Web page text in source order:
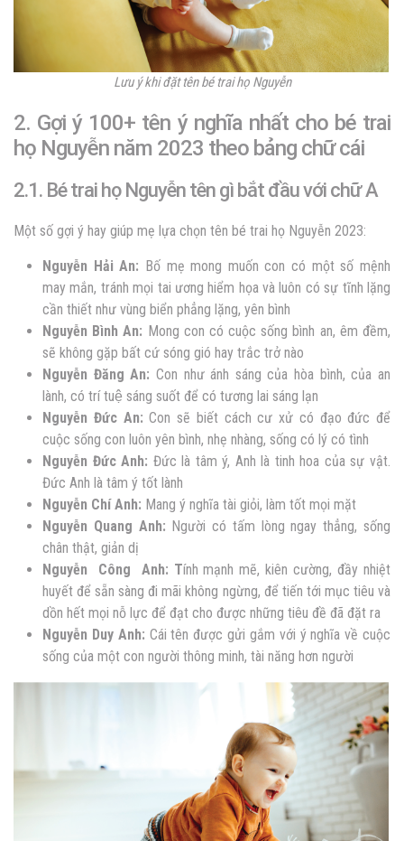
Lưu ý khi đặt tên bé trai họ Nguyễn
2. Gợi ý 100+ tên ý nghĩa nhất cho bé trai
họ Nguyễn năm 2023 theo bảng chữ cái
2.1. Bé trai họ Nguyễn tên gì bắt đầu với chữ A
Một số gợi ý hay giúp mẹ lựa chọn tên bé trai họ Nguyễn 2023:
Nguyễn Hải An: Bố mẹ mong muốn con có một số mệnh
may mắn, tránh mọi tai ương hiểm họa và luôn có sự tĩnh lặng
cần thiết như vùng biển phẳng lặng, yên bình
Nguyễn Bình An: Mong con có cuộc sống bình an, êm đềm,
sẽ không gặp bất cứ sóng gió hay trắc trở nào
Nguyễn Đăng An: Con như ánh sáng của hòa bình, của an
lành, có trí tuệ sáng suốt để có tương lai sáng lạn
Nguyễn Đức An:Con sẽ biết cách cư xử có đạo đức để
cuộc sống con luôn yên bình, nhẹ nhàng, sống có lý có tình
Nguyễn Đức Anh: Đức là tâm ý, Anh là tinh hoa của sự vật.
Đức Anh là tâm ý tốt lành
Nguyễn Chí Anh: Mang ý nghĩa tài giỏi, làm tốt mọi mặt
Nguyễn Quang Anh: Người có tấm lòng ngay thẳng, sống
chân thật, giản dị
Nguyễn Công Anh: Tính mạnh mẽ, kiên cường, đầy nhiệt
huyết để sẵn sàng đi mãi không ngừng, để tiến tới mục tiêu và
dồn hết mọi nỗ lực để đạt cho được những tiêu đề đã đặt ra
Nguyễn Duy Anh: Cái tên được gửi gắm với ý nghĩa về cuộc
sống của một con người thông minh, tài năng hơn người